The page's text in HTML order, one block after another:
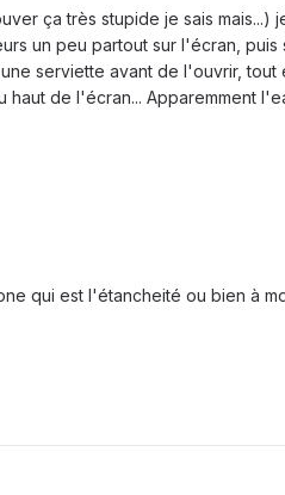
ça très stupide je sais mais...)
un peu partout sur l'écran,
serviette avant de l'ouvrir, tout
de l'écran... Apparemment
qui est l'étancheité ou bien à